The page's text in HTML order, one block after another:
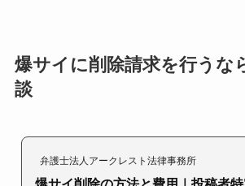
爆サイに削除請求を行うな
談
弁護士法人アークレスト法律事務所